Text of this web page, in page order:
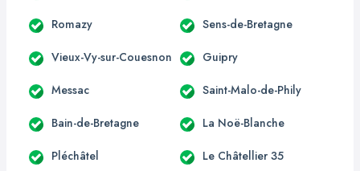
Romazy Sens-de-Bretagne
Vieux-Vy-sur-Couesnon Guipry
Messac Saint-Malo-de-Phily
Bain-de-Bretagne La Noë-Blanche
Pléchâtel Le Châtellier 35